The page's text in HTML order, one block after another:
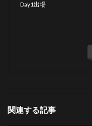
Day1出場
関連する記事